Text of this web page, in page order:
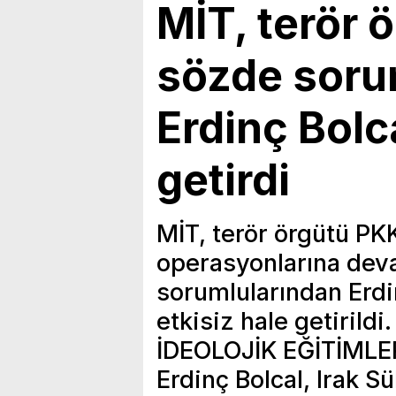
MİT, terör
sözde
Erdinç
getirdi
MİT, terör örgütü
operasyonlarına
sorumlularından
etkisiz hale getirildi.
İDEOLOJİK
Erdinç Bolcal, Irak